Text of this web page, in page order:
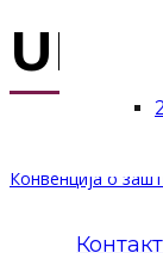
Контакт
Конвенција о